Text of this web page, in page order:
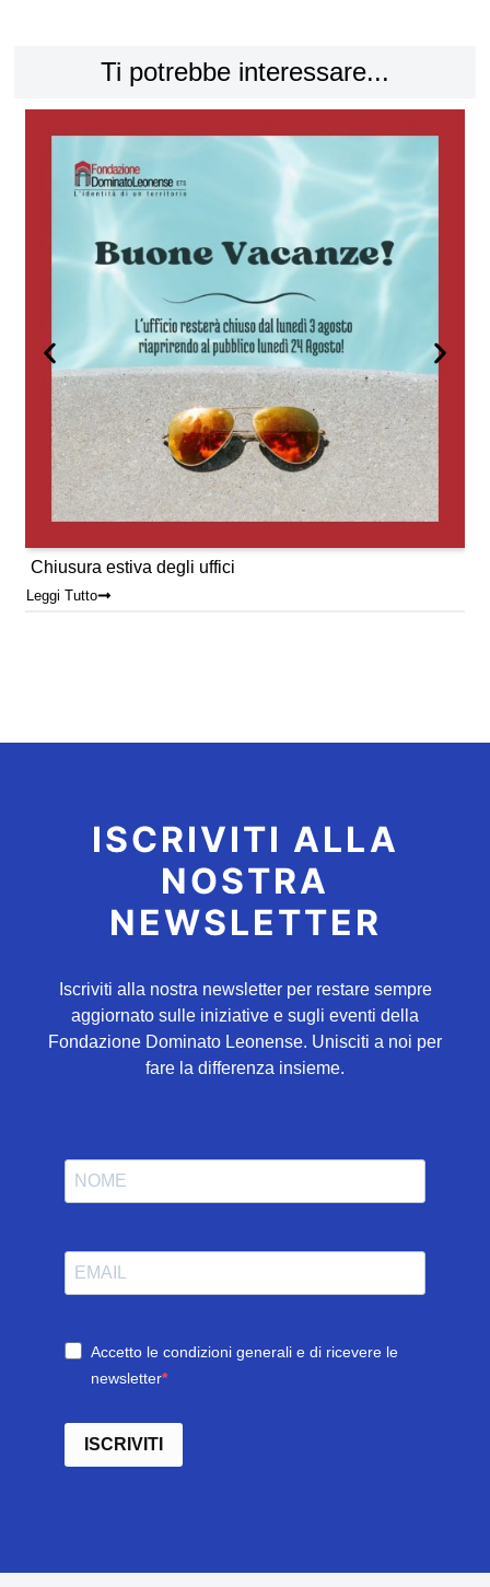
Ti potrebbe interessare...
Chiusura estiva degli uffici
Leggi Tutto
ISCRIVITI ALLA
NOSTRA
NEWSLETTER
Iscriviti alla nostra newsletter per restare sempre
aggiornato sulle iniziative e sugli eventi della
Fondazione Dominato Leonense. Unisciti a noi per
fare la differenza insieme.
Accetto le condizioni generali e di ricevere le
newsletter
ISCRIVITI